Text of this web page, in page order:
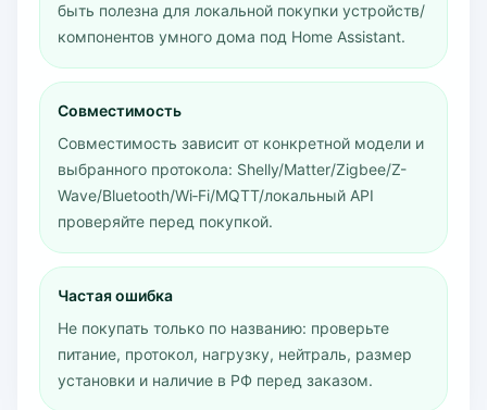
быть полезна для локальной покупки устройств/
компонентов умного дома под Home Assistant.
Совместимость
Совместимость зависит от конкретной модели и
выбранного протокола: Shelly/Matter/Zigbee/Z-
Wave/Bluetooth/Wi‑Fi/MQTT/локальный API
проверяйте перед покупкой.
Частая ошибка
Не покупать только по названию: проверьте
питание, протокол, нагрузку, нейтраль, размер
установки и наличие в РФ перед заказом.